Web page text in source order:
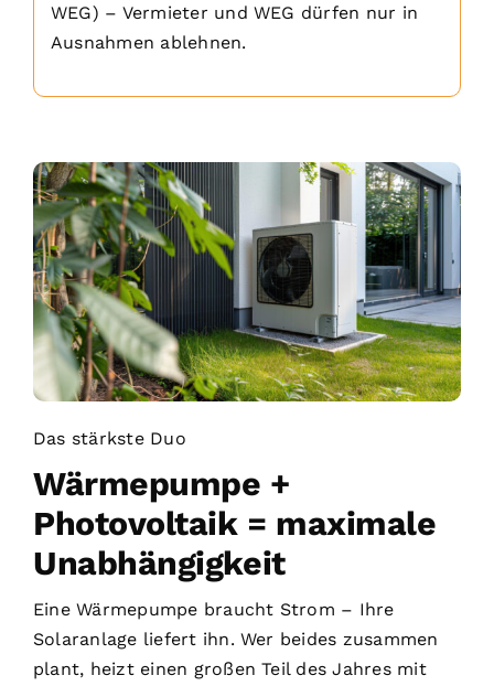
WEG) – Vermieter und WEG dürfen nur in
Ausnahmen ablehnen.
Das stärkste Duo
Wärmepumpe +
Photovoltaik = maximale
Unabhängigkeit
Eine Wärmepumpe braucht Strom – Ihre
Solaranlage liefert ihn. Wer beides zusammen
plant, heizt einen großen Teil des Jahres mit